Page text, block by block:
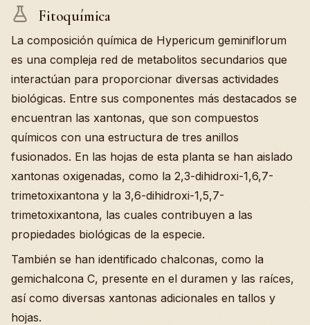
Fitoquímica
La composición química de Hypericum geminiflorum
es una compleja red de metabolitos secundarios que
interactúan para proporcionar diversas actividades
biológicas. Entre sus componentes más destacados se
encuentran las xantonas, que son compuestos
químicos con una estructura de tres anillos
fusionados. En las hojas de esta planta se han aislado
xantonas oxigenadas, como la 2,3-dihidroxi-1,6,7-
trimetoxixantona y la 3,6-dihidroxi-1,5,7-
trimetoxixantona, las cuales contribuyen a las
propiedades biológicas de la especie.
También se han identificado chalconas, como la
gemichalcona C, presente en el duramen y las raíces,
así como diversas xantonas adicionales en tallos y
hojas.